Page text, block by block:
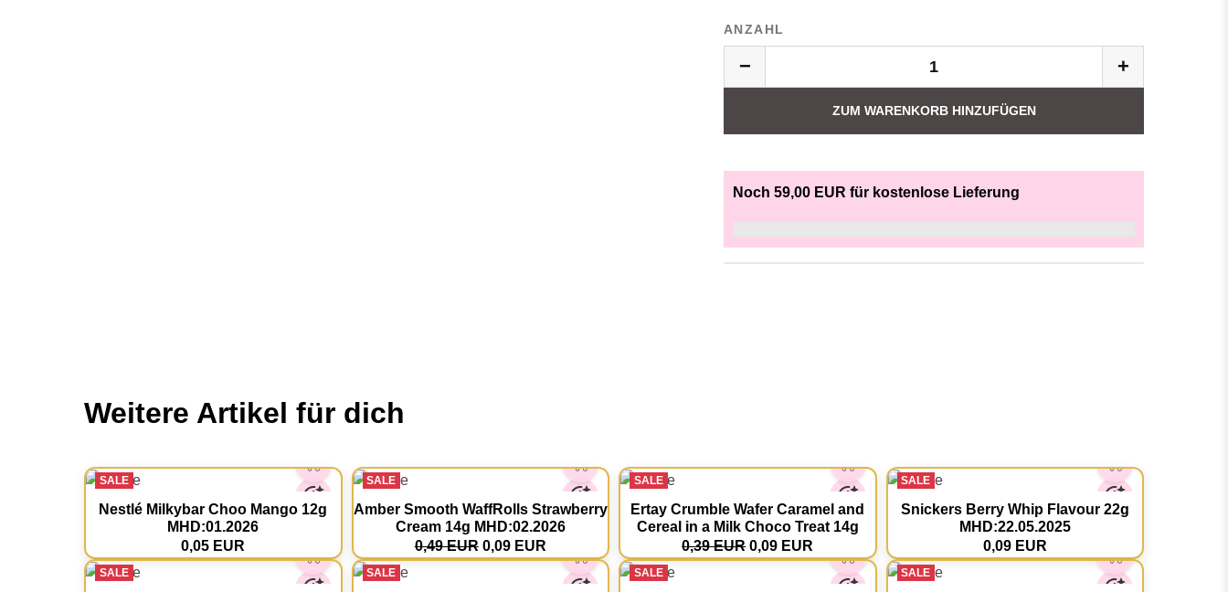
ANZAHL
− +
ZUM WARENKORB HINZUFÜGEN
Noch 59,00 EUR für kostenlose Lieferung
Weitere Artikel für dich
SALE
Nestlé Milkybar Choo Mango 12g
MHD:01.2026
0,05 EUR
SALE
Amber Smooth WaffRolls Strawberry
Cream 14g MHD:02.2026
0,49 EUR 0,09 EUR
SALE
Ertay Crumble Wafer Caramel and
Cereal in a Milk Choco Treat 14g
0,39 EUR 0,09 EUR
SALE
Snickers Berry Whip Flavour 22g
MHD:22.05.2025
0,09 EUR
SALE SALE SALE SALE